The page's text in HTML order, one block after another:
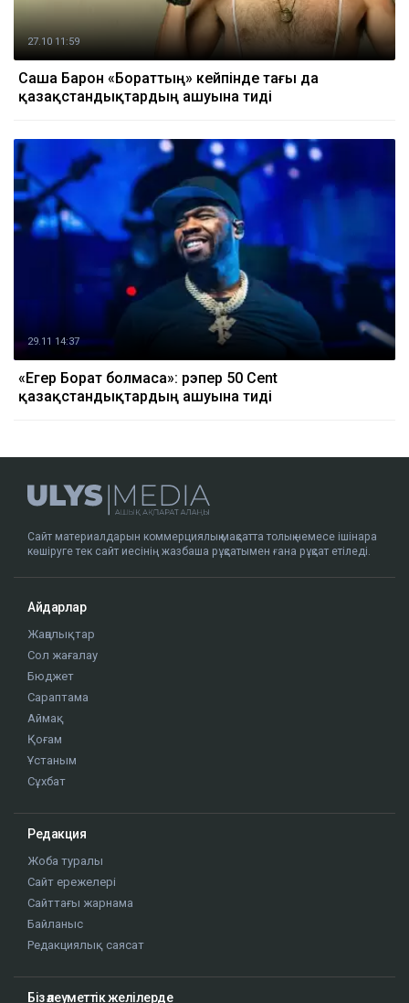
27.10 11:59
Саша Барон «Бораттың» кейпінде тағы да
қазақстандықтардың ашуына тиді
29.11 14:37
«Егер Борат болмаса»: рэпер 50 Cent
қазақстандықтардың ашуына тиді
Сайт материалдарын коммерциялық мақсатта толық немесе ішінара
көшіруге тек сайт иесінің жазбаша рұқсатымен ғана рұқсат етіледі.
Айдарлар
Жаңалықтар
Сол жағалау
Бюджет
Сараптама
Аймақ
Қоғам
Ұстаным
Сұхбат
Редакция
Жоба туралы
Сайт ережелері
Сайттағы жарнама
Байланыс
Редакциялық саясат
Біз әлеуметтік желілерде